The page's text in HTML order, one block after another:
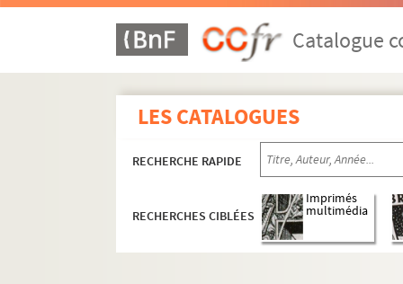
Catalogue
LES CATALOGUES
RECHERCHE RAPIDE
RECHERCHES CIBLÉES
Imprimés
multimédia